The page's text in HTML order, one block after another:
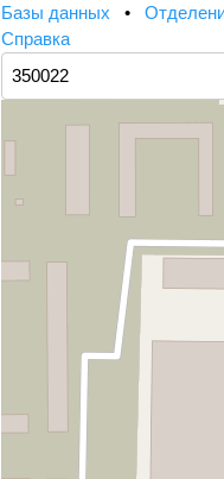
Базы данных •
Справка